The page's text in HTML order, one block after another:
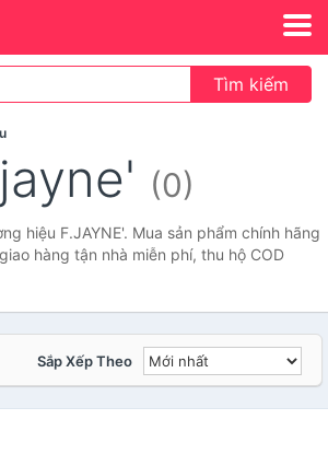
Tìm kiếm
(0)
hiệu F.JAYNE'. Mua sản phẩm chính hãng
hàng tận nhà miễn phí, thu hộ COD
Sắp Xếp Theo